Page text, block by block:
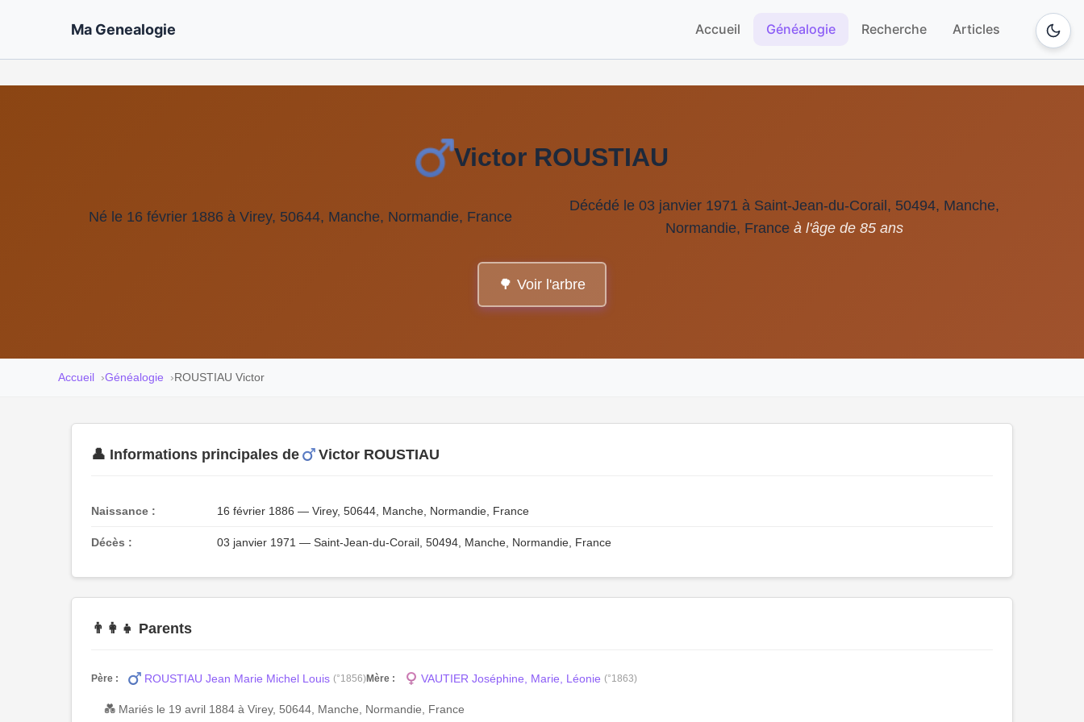
Ma Genealogie Accueil Généalogie Recherche Articles
Victor ROUSTIAU
Né le 16 février 1886 à Virey, 50644, Manche, Normandie, France
Décédé le 03 janvier 1971 à Saint-Jean-du-Corail, 50494, Manche,
Normandie, France à l'âge de 85 ans
🌳 Voir l'arbre
Accueil Généalogie ROUSTIAU Victor
👤 Informations principales de Victor ROUSTIAU
Naissance : 16 février 1886 — Virey, 50644, Manche, Normandie, France
Décès : 03 janvier 1971 — Saint-Jean-du-Corail, 50494, Manche, Normandie, France
👨‍👩‍👧 Parents
Père : ROUSTIAU Jean Marie Michel Louis (°1856)Mère : VAUTIER Joséphine, Marie, Léonie (°1863)
💑 Mariés le 19 avril 1884 à Virey, 50644, Manche, Normandie, France